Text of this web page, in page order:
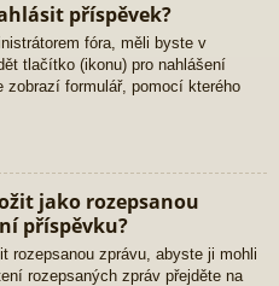
příspěvek?
fóra, měli byste v
tlačítko (ikonu) pro nahlášení
formulář, pomocí kterého
jako rozepsanou
příspěvku?
rozepsanou zprávu, abyste ji mohli
rozepsaných zpráv přejděte na